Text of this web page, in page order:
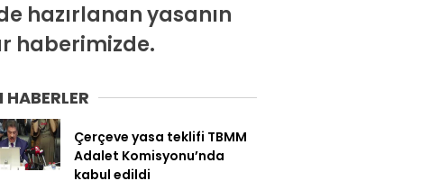
hazırlanan yasanın
haberimizde.
HABERLER
Çerçeve yasa teklifi TBMM
Adalet Komisyonu’nda
kabul edildi